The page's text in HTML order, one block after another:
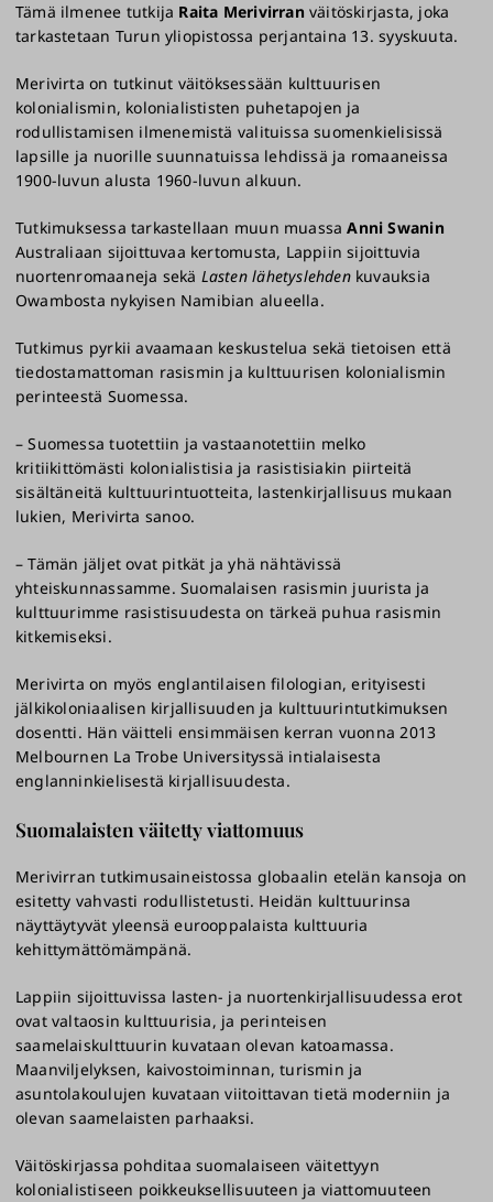
Tämä ilmenee tutkija Raita Merivirran väitöskirjasta, joka
tarkastetaan Turun yliopistossa perjantaina 13. syyskuuta.
Merivirta on tutkinut väitöksessään kulttuurisen
kolonialismin, kolonialististen puhetapojen ja
rodullistamisen ilmenemistä valituissa suomenkielisissä
lapsille ja nuorille suunnatuissa lehdissä ja romaaneissa
1900-luvun alusta 1960-luvun alkuun.
Tutkimuksessa tarkastellaan muun muassaAnni Swanin
Australiaan sijoittuvaa kertomusta, Lappiin sijoittuvia
nuortenromaaneja sekä Lasten lähetyslehdenkuvauksia
Owambosta nykyisen Namibian alueella.
Tutkimus pyrkii avaamaan keskustelua sekä tietoisen että
tiedostamattoman rasismin ja kulttuurisen kolonialismin
perinteestä Suomessa.
– Suomessa tuotettiin ja vastaanotettiin melko
kritiikittömästi kolonialistisia ja rasistisiakin piirteitä
sisältäneitä kulttuurintuotteita, lastenkirjallisuus mukaan
lukien, Merivirta sanoo.
– Tämän jäljet ovat pitkät ja yhä nähtävissä
yhteiskunnassamme. Suomalaisen rasismin juurista ja
kulttuurimme rasistisuudesta on tärkeä puhua rasismin
kitkemiseksi.
Merivirta on myös englantilaisen filologian, erityisesti
jälkikoloniaalisen kirjallisuuden ja kulttuurintutkimuksen
dosentti. Hän väitteli ensimmäisen kerran vuonna 2013
Melbournen La Trobe Universityssä intialaisesta
englanninkielisestä kirjallisuudesta.
Suomalaisten väitetty viattomuus
Merivirran tutkimusaineistossa globaalin etelän kansoja on
esitetty vahvasti rodullistetusti. Heidän kulttuurinsa
näyttäytyvät yleensä eurooppalaista kulttuuria
kehittymättömämpänä.
Lappiin sijoittuvissa lasten- ja nuortenkirjallisuudessa erot
ovat valtaosin kulttuurisia, ja perinteisen
saamelaiskulttuurin kuvataan olevan katoamassa.
Maanviljelyksen, kaivostoiminnan, turismin ja
asuntolakoulujen kuvataan viitoittavan tietä moderniin ja
olevan saamelaisten parhaaksi.
Väitöskirjassa pohditaa suomalaiseen väitettyyn
kolonialistiseen poikkeuksellisuuteen ja viattomuuteen